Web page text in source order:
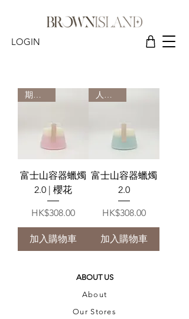
LOGIN
期間限定
富士山容器蠟燭
2.0 | 櫻花
價格
HK$308.00
加入購物車
人氣之選
富士山容器蠟燭
2.0
價格
HK$308.00
加入購物車
ABOUT US
About
Our Stores